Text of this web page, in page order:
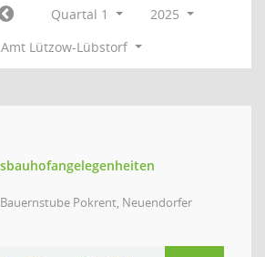
Quartal 1
2025
Amt Lützow-Lübstorf
Pokrent, Neuendorfer